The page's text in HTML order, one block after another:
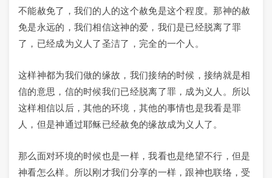
不能赦免了，我们的人的这个赦免是这个程度。那神的赦
免是永远的，我们相信这神的爱，我们是已经脱离了罪
了，已经成为义人了圣洁了，完全的一个人。
这样神都为我们做的缘故，我们接纳的时候，接纳就是相
信的意思，信的时候我们已经脱离了罪，成为义人。所以
这样相信以后，其他的环境，其他的事情也是我看是罪
人，但是神通过耶稣已经赦免的缘故成为义人了。
那么面对环境的时候也是一样，我看也是绝望不行，但是
神看怎么样。所以刚才我们分享的一样，跟神也联络，受